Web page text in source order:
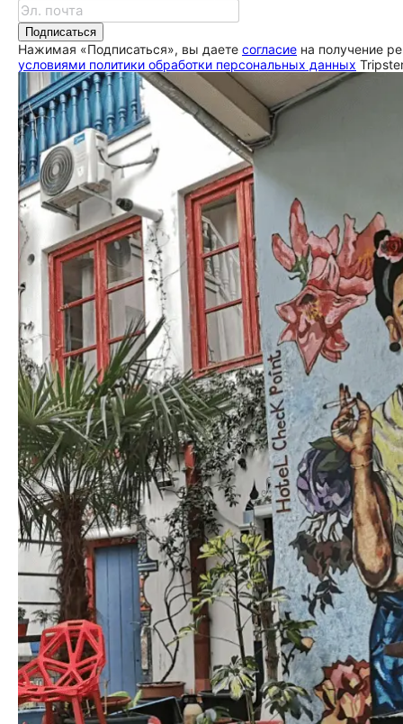
Подписаться
Нажимая «Подписаться», вы даете согласие на получение
условиями политики обработки персональных данных